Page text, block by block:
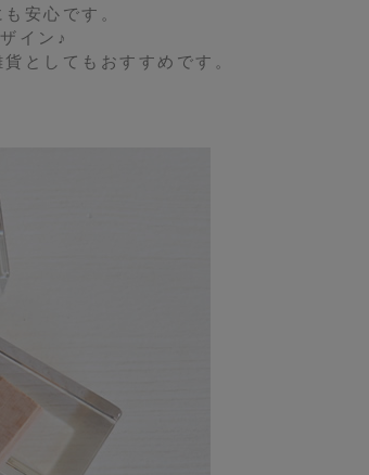
安心です。
イン♪
としてもおすすめです。